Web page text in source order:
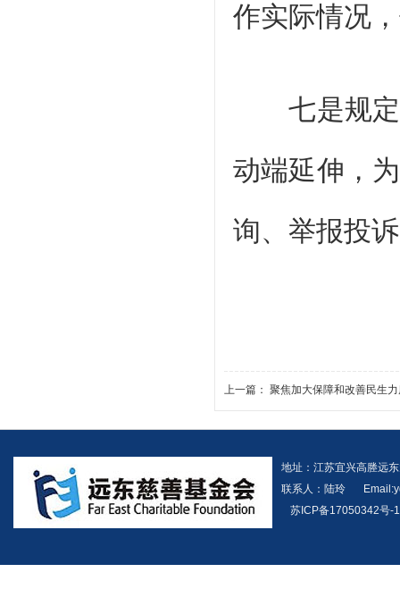
作实际情况
七是规定
动端延伸，
询、举报投
上一篇： 聚焦加大保障和改善民生
地址：江苏宜兴高塍远
联系人：陆玲
苏ICP备17050342号-